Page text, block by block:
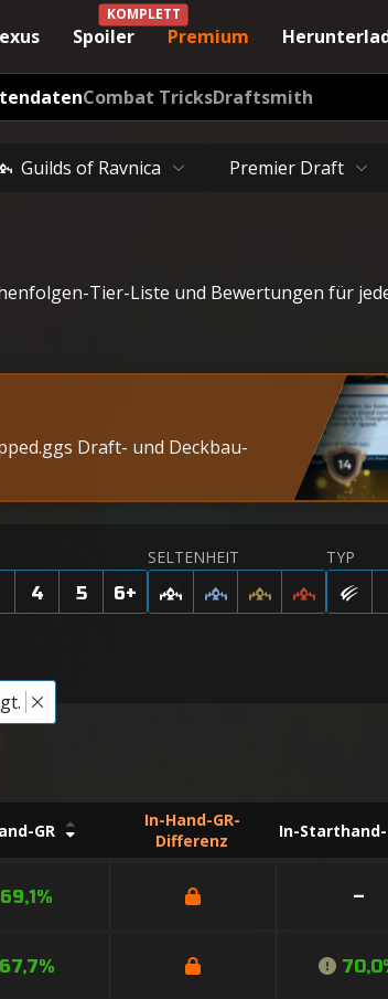
Spoiler
KOMPLETT
Premium
Combat TricksDraftsmith
Guilds of Ravnica Premier Draft
Tier-Liste und Bewertungen für
Draft- und Deckbau-
4 5 6+
SELTENHEIT TYP
GR
In-Hand-GR-
Differenz
In-Starthand-
69,1% –
67,7%